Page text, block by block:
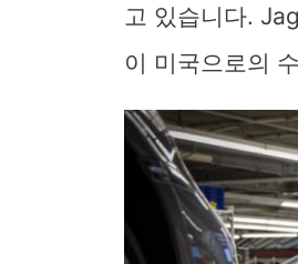
고 있습니다.
이 미국으로의